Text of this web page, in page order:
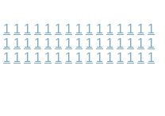
1 1 1 1 1 1 1 1 1 1 1 1 1 1 1
1 1 1 1 1 1 1 1 1 1 1 1 1 1 1
1 1 1 1 1 1 1 1 1 1 1 1 1 1 1